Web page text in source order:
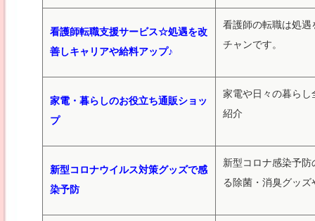
看護師転職支援サービス☆処遇を改
善しキャリアや給料アップ♪
看護師の転職は処
チャンです。
家電・暮らしのお役立ち通販ショッ
プ
家電や日々の暮ら
紹介
新型コロナウイルス対策グッズで感
染予防
新型コロナ感染予
る除菌・消臭グッ